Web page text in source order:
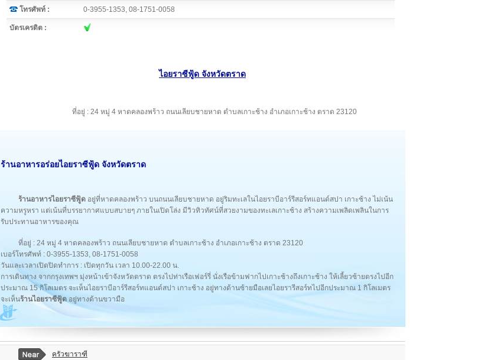
โทรศัพท์ : 0-3955-1353, 08-1751-0058
บัตรเครดิต :
ไอยราซีฟู้ด จังหวัดตราด
ที่อยู่ : 24 หมู่ 4 หาดคลองพร้าว ถนนเลียบชายหาด ตำบลเกาะช้าง อำเภอเกาะช้าง ตราด 23120
ร้านอาหารอร่อยไอยราซีฟู้ด จังหวัดตราด
ร้านอาหารไอยราซีฟู้ด อยู่ที่หาดคลองพร้าว บนถนนเลียบชายหาด อยู่ริมทะเลในไอยราบีอาร์รีสอร์ทแอนด์สปา เกาะช้าง ไม่เน้น
ความหรูหรา แต่เน้นที่บรรยากาศแบบสบายๆ ภายในเปิดโล่ง มีวิวทิวทัศน์ที่สวยงามของทะเลเกาะช้าง สร้างความเพลิดเพลินในการ
รับประทานอาหารของคุณ
ที่อยู่ : 24 หมู่ 4 หาดคลองพร้าว ถนนเลียบชายหาด ตำบลเกาะช้าง อำเภอเกาะช้าง ตราด 23120
เบอร์โทรศัพท์ : 0-3955-1353, 08-1751-0058
วันและเวลาเปิดปิดทำการ : เปิดทุกวัน เวลา 10.00-22.00 น.
การเดินทาง จากกรุงเทพฯ มุ่งหน้าเข้าจังหวัดตราด ตรงไปท่าเรือเฟอร์รี่ นั่งเรือข้ามฟากไปเกาะช้างถึงเกาะช้าง ให้เลี้ยวซ้ายตรงไปอีก
ประมาณ 15 กิโลเมตร จะเห็นไอยราบีอาร์รีสอร์ทแอนด์สปา เกาะช้าง อยู่ทางด้านซ้ายมือเลยไอยรารีสอร์ทไปอีกประมาณ 1 กิโลเมตร
จะเห็นร้านไอยราซีฟู้ด อยู่ทางด้านขวามือ
ครัวฆาราฑี